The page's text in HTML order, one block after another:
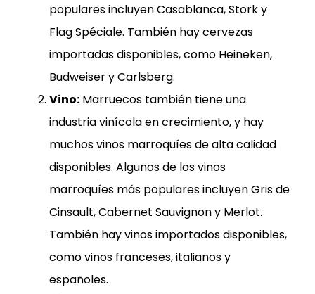
populares incluyen Casablanca, Stork y
Flag Spéciale. También hay cervezas
importadas disponibles, como Heineken,
Budweiser y Carlsberg.
Vino: Marruecos también tiene una
industria vinícola en crecimiento, y hay
muchos vinos marroquíes de alta calidad
disponibles. Algunos de los vinos
marroquíes más populares incluyen Gris de
Cinsault, Cabernet Sauvignon y Merlot.
También hay vinos importados disponibles,
como vinos franceses, italianos y
españoles.